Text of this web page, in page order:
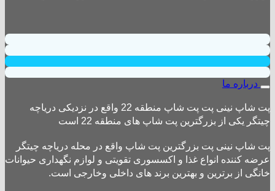
درباره ما
پت شاپ نینی پت پت شاپ منطقه 22 واقع در نزدیکی دریاچه
چیتگر یکی از بزرگترین پت شاپ های منطقه 22 است
پت شاپ نینی پت بزرگترین پت شاپ واقع در محله دریاچه چیتگر
عرضه کننده انواع غذا و اکسسوری تقویتی و لوازم نگهداری حیوانات
خانگی از برترین و بهترین برند های داخلی وخارجی است.